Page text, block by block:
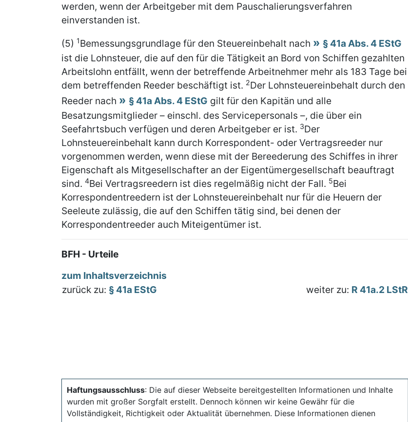
werden, wenn der Arbeitgeber mit dem Pauschalierungsverfahren
einverstanden ist.
(5) 1Bemessungsgrundlage für den Steuereinbehalt nach
§ 41a Abs. 4 EStG
ist die Lohnsteuer, die auf den für die Tätigkeit an Bord von Schiffen gezahlten
Arbeitslohn entfällt, wenn der betreffende Arbeitnehmer mehr als 183 Tage bei
dem betreffenden Reeder beschäftigt ist. 2Der Lohnsteuereinbehalt durch den
Reeder nach
§ 41a Abs. 4 EStG gilt für den Kapitän und alle
Besatzungsmitglieder – einschl. des Servicepersonals –, die über ein
Seefahrtsbuch verfügen und deren Arbeitgeber er ist. 3Der
Lohnsteuereinbehalt kann durch Korrespondent- oder Vertragsreeder nur
vorgenommen werden, wenn diese mit der Bereederung des Schiffes in ihrer
Eigenschaft als Mitgesellschafter an der Eigentümergesellschaft beauftragt
sind. 4Bei Vertragsreedern ist dies regelmäßig nicht der Fall. 5Bei
Korrespondentreedern ist der Lohnsteuereinbehalt nur für die Heuern der
Seeleute zulässig, die auf den Schiffen tätig sind, bei denen der
Korrespondentreeder auch Miteigentümer ist.
BFH - Urteile
zum Inhaltsverzeichnis
zurück zu: § 41a EStG weiter zu: R 41a.2 LStR
Haftungsausschluss: Die auf dieser Webseite bereitgestellten Informationen und Inhalte
wurden mit großer Sorgfalt erstellt. Dennoch können wir keine Gewähr für die
Vollständigkeit, Richtigkeit oder Aktualität übernehmen. Diese Informationen dienen